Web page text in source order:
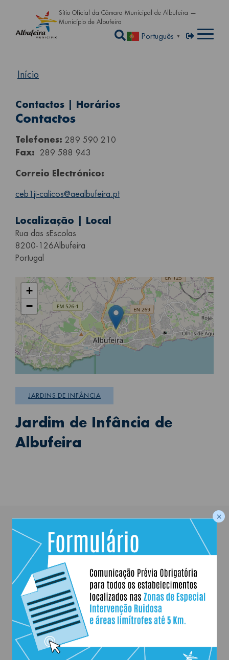
Passar para o conteúdo
Sítio Oficial da Câmara Municipal de Albufeira —
Município de Albufeira
Abrir a caixa de
Português ▼ Menu de
Entrar
Início
Contactos | Horários
Contactos
Telefones: 289 590 210
Fax: 289 588 943
Correio Electrónico:
ceb1ji-calicos@aealbufeira.pt
Localização | Local
Rua das sEscolas
8200-126Albufeira
Portugal
+
−
JARDINS DE INFÂNCIA
Jardim de Infância de
Albufeira
mais jardins de infância
×